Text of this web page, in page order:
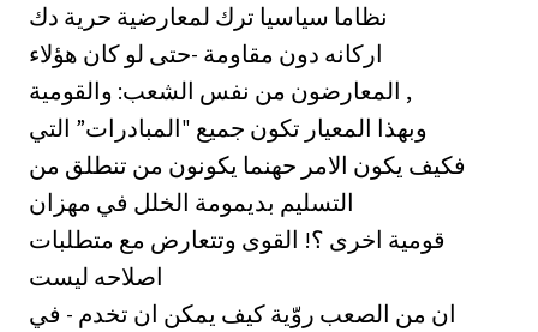
نظاما سياسيا ترك لمعارضية حرية دك
اركانه دون مقاومة -حتى لو كان هؤلاء
المعارضون من نفس الشعب: والقومية ,
وبهذا المعيار تكون جميع "المبادرات” التي
فكيف يكون الامر حهنما يكونون من تنطلق من
التسليم بديمومة الخلل في مهزان
قومية اخرى ؟! القوى وتتعارض مع متطلبات
اصلاحه ليست
ان من الصعب روّية كيف يمكن ان تخدم - في